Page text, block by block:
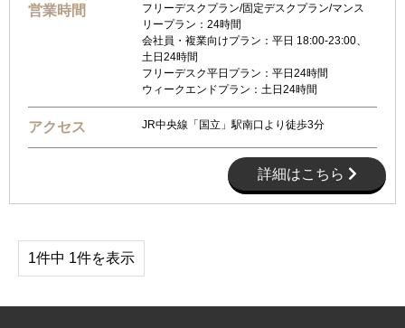
営業時間
フリーデスクプラン/固定デスクプラン/マンス
リープラン：24時間
会社員・複業向けプラン：平日 18:00-23:00、
土日24時間
フリーデスク平日プラン：平日24時間
ウィークエンドプラン：土日24時間
アクセス JR中央線「国立」駅南口より徒歩3分
詳細はこちら
1件中 1件を表示